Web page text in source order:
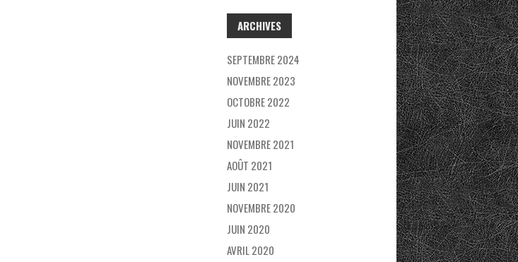
ARCHIVES
SEPTEMBRE 2024
NOVEMBRE 2023
OCTOBRE 2022
JUIN 2022
NOVEMBRE 2021
AOÛT 2021
JUIN 2021
NOVEMBRE 2020
JUIN 2020
AVRIL 2020